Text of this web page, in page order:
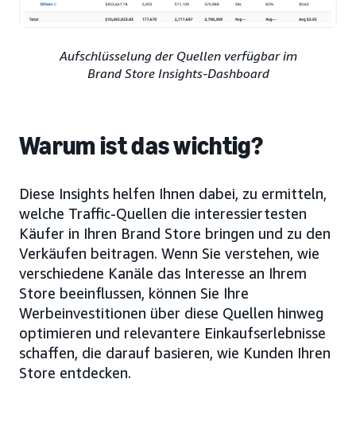
Aufschlüsselung der Quellen verfügbar im
Brand Store Insights-Dashboard
Warum ist das wichtig?
Diese Insights helfen Ihnen dabei, zu ermitteln,
welche Traffic-Quellen die interessiertesten
Käufer in Ihren Brand Store bringen und zu den
Verkäufen beitragen. Wenn Sie verstehen, wie
verschiedene Kanäle das Interesse an Ihrem
Store beeinflussen, können Sie Ihre
Werbeinvestitionen über diese Quellen hinweg
optimieren und relevantere Einkaufserlebnisse
schaffen, die darauf basieren, wie Kunden Ihren
Store entdecken.